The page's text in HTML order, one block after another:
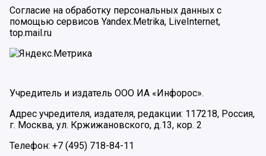
Согласие на обработку персональных данных с
помощью сервисов Yandex.Metrika, LiveInternet,
top.mail.ru
Учредитель и издатель ООО ИА «Инфорос».
Адрес учредителя, издателя, редакции: 117218, Россия,
г. Москва, ул. Кржижановского, д.13, кор. 2
Телефон: +7 (495) 718-84-11